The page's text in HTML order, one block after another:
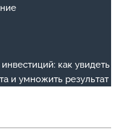
инвестиций: как увидеть
и умножить результат